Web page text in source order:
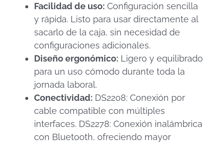
Facilidad de uso: Configuración sencilla
y rápida.​ Listo para usar directamente al
sacarlo de la caja, sin necesidad de
configuraciones adicionales.​
Diseño ergonómico: Ligero y equilibrado
para un uso cómodo durante toda la
jornada laboral.​
Conectividad: DS2208: Conexión por
cable compatible con múltiples
interfaces.​ DS2278: Conexión inalámbrica
con Bluetooth, ofreciendo mayor